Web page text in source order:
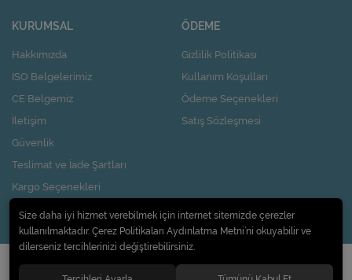
KURUMSAL
Hakkımızda
ISO Belgelerimiz
CE Belgemiz
İletişim
Güvenlik
Teslimat ve İade Şartları
Kargo Seçenekleri
Nasıl Kupon Kazanırım?
ÖDEME
Gizlilik Politikası
Kullanım Koşulları
Ödeme Seçenekleri
Satış Sözleşmesi
© 2020Pi Design İç ve Dış Ticaret Limited Şirketi. Tüm hakları saklıdır.
Size daha iyi hizmet verebilmek için internet sitemizde çerezler
kullanılmaktadır. Çerez Politikaları Aydınlatma Metni’ni okuyabilir ve
dilerseniz tercihlerinizi değiştirebilirsiniz.